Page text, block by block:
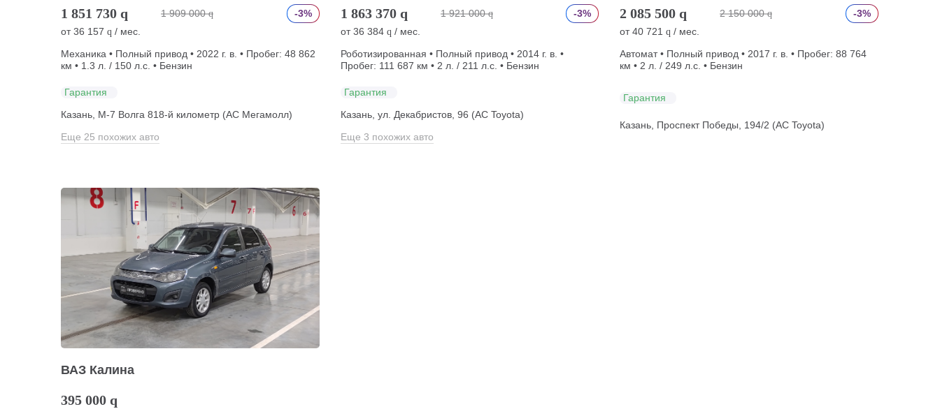
1 851 730 q 1 909 000 q
-3%
от36 157 q / мес.
Механика • Полный привод • 2022 г. в. • Пробег: 48 862
км • 1.3 л. / 150 л.с. • Бензин
Гарантия
Казань, М-7 Волга 818-й километр (АС Мегамолл)
Еще 25 похожих авто
1 863 370 q 1 921 000 q
-3%
от36 384 q / мес.
Роботизированная • Полный привод • 2014 г. в. •
Пробег: 111 687 км • 2 л. / 211 л.с. • Бензин
Гарантия
Казань, ул. Декабристов, 96 (АС Toyota)
Еще 3 похожих авто
2 085 500 q 2 150 000 q
-3%
от40 721 q / мес.
Автомат • Полный привод • 2017 г. в. • Пробег: 88 764
км • 2 л. / 249 л.с. • Бензин
Гарантия
Казань, Проспект Победы, 194/2 (АС Toyota)
ВАЗ Калина
395 000 q